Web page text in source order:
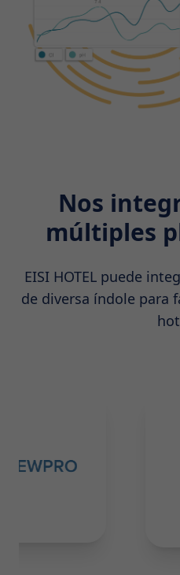
Nos
múltiples
EISI HOTEL puede
de diversa índole para